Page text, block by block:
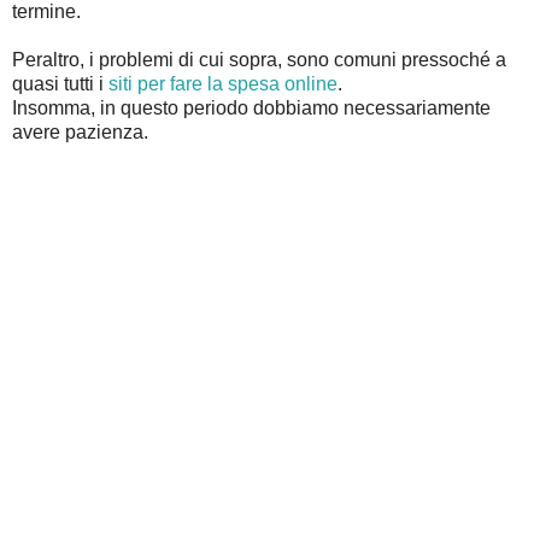
termine.
Peraltro, i problemi di cui sopra, sono comuni pressoché a
quasi tutti i siti per fare la spesa online.
Insomma, in questo periodo dobbiamo necessariamente
avere pazienza.